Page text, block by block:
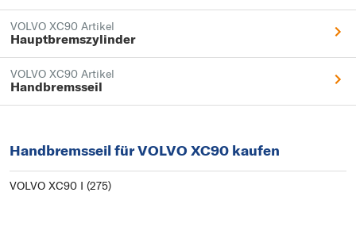
VOLVO XC90 Artikel
Hauptbremszylinder
VOLVO XC90 Artikel
Handbremsseil
Handbremsseil für VOLVO XC90 kaufen
VOLVO XC90 I (275)